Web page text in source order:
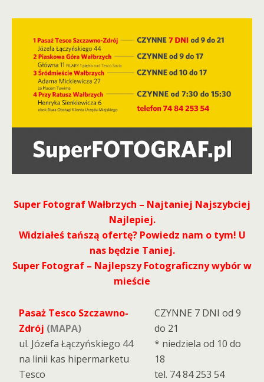
Super Fotograf Wałbrzych – Najtaniej Najszybciej
Najlepiej.
Widziałeś tańszą ofertę? Powiedz nam o tym! U
nas będzie Taniej.
Super Fotograf – Najlepszy Fotograficzny wybór w
mieście
Pasaż Tesco Szczawno-
Zdrój (MAPA)
ul. Józefa Łączyńskiego 44
na linii kas hipermarketu
Tesco
CZYNNE 7 DNI od 9
do 21
* niedziela od 10 do
18
tel. 74 84 253 54